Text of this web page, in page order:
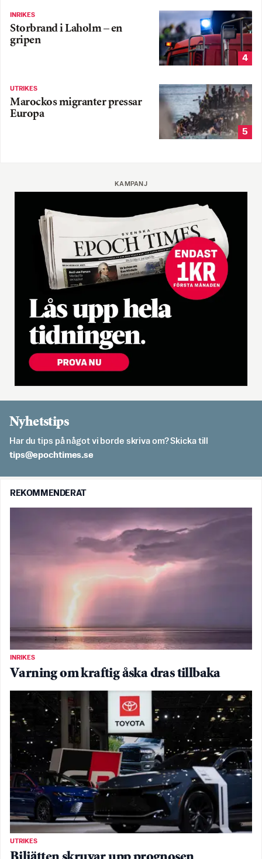
INRIKES
Storbrand i Laholm – en
gripen
4
UTRIKES
Marockos migranter pressar
Europa
5
KAMPANJ
Nyhetstips
Har du tips på något vi borde skriva om? Skicka till
es.semithcope@spit
REKOMMENDERAT
INRIKES
Varning om kraftig åska dras tillbaka
UTRIKES